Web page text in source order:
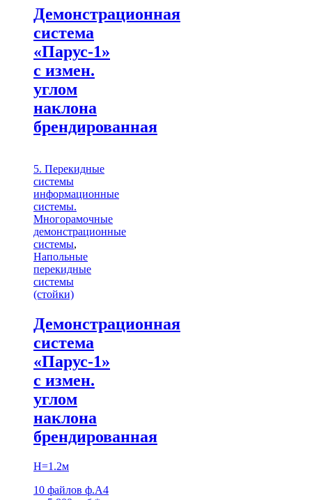
Демонстрационная
система
«Парус-1»
с измен.
углом
наклона
брендированная
5. Перекидные
системы
информационные
системы.
Многорамочные
демонстрационные
системы,
Напольные
перекидные
системы
(стойки)
Демонстрационная
система
«Парус-1»
с измен.
углом
наклона
брендированная
H=1.2м
10 файлов ф.А4